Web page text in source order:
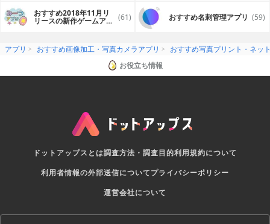
おすすめ2018年11月リ
リースの新作ゲームアプ (61) おすすめ名刺管理アプリ (59)
アプリ おすすめ画像加工・写真カメラアプリ
おすすめ写真プリント・ネッ
お役立ち情報
ドットアップスとは調査方法・調査目的利用規約について
利用者情報の外部送信についてプライバシーポリシー
運営会社について